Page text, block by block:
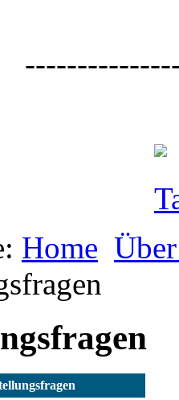
Home